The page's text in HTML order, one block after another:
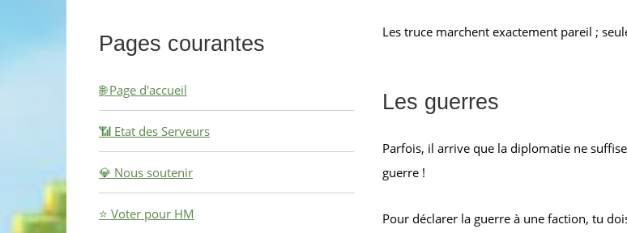
Pages courantes
🌐 Page d'accueil
📶 Etat des Serveurs
💎 Nous soutenir
⭐ Voter pour HM
Les truce marchent exactement pareil ;
Les guerres
Parfois, il arrive que la diplomatie ne
guerre !
Pour déclarer la guerre à une faction, tu